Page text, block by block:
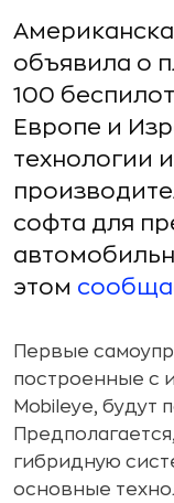
объявила о
100
Европе и
технологии
софта для
этом
Первые
построенные с
Mobileye, будут
гибридную
основные